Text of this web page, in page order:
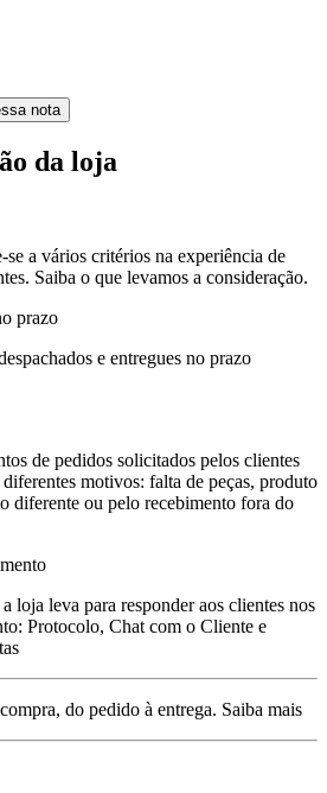
nota
da loja
se a vários critérios na experiência de
Saiba o que levamos a consideração.
prazo
e entregues no prazo
de pedidos solicitados pelos clientes
motivos: falta de peças, produto
diferente ou pelo recebimento fora do
loja leva para responder aos clientes nos
Protocolo, Chat com o Cliente e
do pedido à entrega. Saiba mais